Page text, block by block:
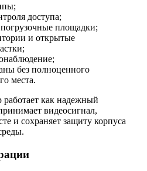
доступа;
площадки;
и открытые
без полноценного
места.
как надежный
видеосигнал,
и сохраняет защиту корпуса